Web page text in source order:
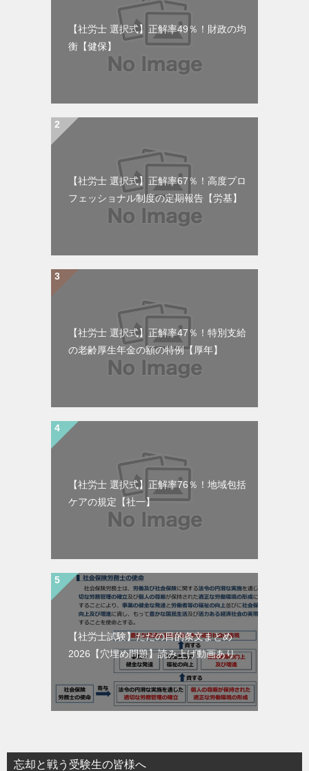
【社労士 選択式】正解率49％！財政の均
衡【健保】
【社労士 選択式】正解率67％！高度プロ
フェッショナル制度の定期報告【労基】
【社労士 選択式】正解率47％！特別支給
の老齢厚生年金の額の特例【厚年】
【社労士 選択式】正解率76％！地域包括
ケアの規定【社一】
【社労士試験】ただの目的条文まとめ
2026【穴埋め問題】読み上げ動画あり。
忘却と戦う受験生の皆様へ